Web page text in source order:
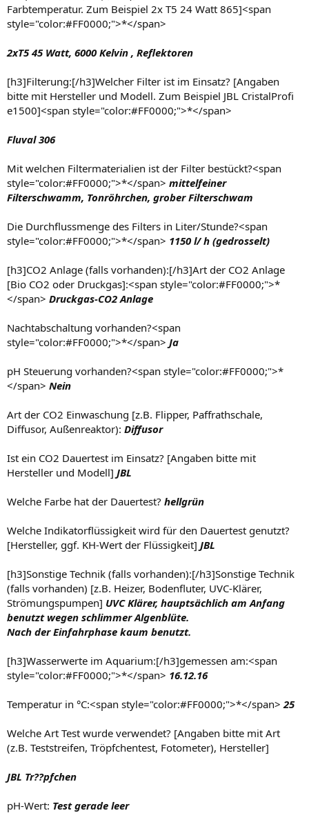
Farbtemperatur. Zum Beispiel 2x T5 24 Watt 865]<span
style="color:#FF0000;">*</span>
2xT5 45 Watt, 6000 Kelvin , Reflektoren
[h3]Filterung:[/h3]Welcher Filter ist im Einsatz? [Angaben
bitte mit Hersteller und Modell. Zum Beispiel JBL CristalProfi
e1500]<span style="color:#FF0000;">*</span>
Fluval 306
Mit welchen Filtermaterialien ist der Filter bestückt?<span
style="color:#FF0000;">*</span> mittelfeiner
Filterschwamm, Tonröhrchen, grober Filterschwam
Die Durchflussmenge des Filters in Liter/Stunde?<span
style="color:#FF0000;">*</span> 1150 l/ h (gedrosselt)
[h3]CO2 Anlage (falls vorhanden):[/h3]Art der CO2 Anlage
[Bio CO2 oder Druckgas]:<span style="color:#FF0000;">*
</span> Druckgas-CO2 Anlage
Nachtabschaltung vorhanden?<span
style="color:#FF0000;">*</span> Ja
pH Steuerung vorhanden?<span style="color:#FF0000;">*
</span> Nein
Art der CO2 Einwaschung [z.B. Flipper, Paffrathschale,
Diffusor, Außenreaktor): Diffusor
Ist ein CO2 Dauertest im Einsatz? [Angaben bitte mit
Hersteller und Modell] JBL
Welche Farbe hat der Dauertest? hellgrün
Welche Indikatorflüssigkeit wird für den Dauertest genutzt?
[Hersteller, ggf. KH-Wert der Flüssigkeit] JBL
[h3]Sonstige Technik (falls vorhanden):[/h3]Sonstige Technik
(falls vorhanden) [z.B. Heizer, Bodenfluter, UVC-Klärer,
Strömungspumpen] UVC Klärer, hauptsächlich am Anfang
benutzt wegen schlimmer Algenblüte.
Nach der Einfahrphase kaum benutzt.
[h3]Wasserwerte im Aquarium:[/h3]gemessen am:<span
style="color:#FF0000;">*</span> 16.12.16
Temperatur in °C:<span style="color:#FF0000;">*</span> 25
Welche Art Test wurde verwendet? [Angaben bitte mit Art
(z.B. Teststreifen, Tröpfchentest, Fotometer), Hersteller]
JBL Tr??pfchen
pH-Wert: Test gerade leer